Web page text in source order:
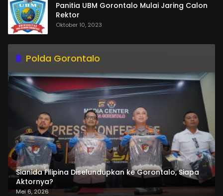
Panitia UBM Gorontalo Mulai Jaring Calon
Rektor
Oktober 10, 2023
Polda Gorontalo
Sianida Filipina Diselundupkan ke Gorontalo, Siapa
Aktornya?
Mei 6, 2026